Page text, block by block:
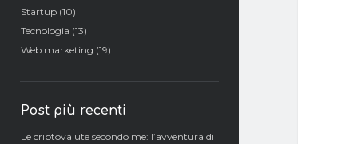
Startup(10)
Tecnologia (13)
Web marketing (19)
Post più recenti
Le criptovalute secondo me: l’avventura di